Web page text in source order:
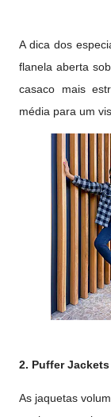
A dica dos
flanela aberta
casaco mais
média para um
2. Puffer
As jaquetas